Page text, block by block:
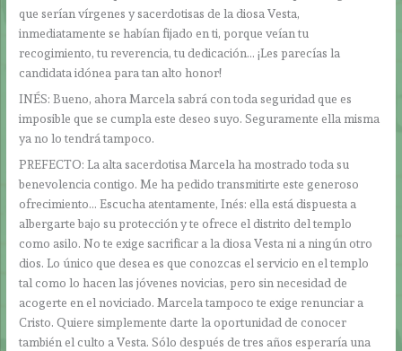
que serían vírgenes y sacerdotisas de la diosa Vesta,
inmediatamente se habían fijado en ti, porque veían tu
recogimiento, tu reverencia, tu dedicación… ¡Les parecías la
candidata idónea para tan alto honor!
INÉS: Bueno, ahora Marcela sabrá con toda seguridad que es
imposible que se cumpla este deseo suyo. Seguramente ella misma
ya no lo tendrá tampoco.
PREFECTO: La alta sacerdotisa Marcela ha mostrado toda su
benevolencia contigo. Me ha pedido transmitirte este generoso
ofrecimiento… Escucha atentamente, Inés: ella está dispuesta a
albergarte bajo su protección y te ofrece el distrito del templo
como asilo. No te exige sacrificar a la diosa Vesta ni a ningún otro
dios. Lo único que desea es que conozcas el servicio en el templo
tal como lo hacen las jóvenes novicias, pero sin necesidad de
acogerte en el noviciado. Marcela tampoco te exige renunciar a
Cristo. Quiere simplemente darte la oportunidad de conocer
también el culto a Vesta. Sólo después de tres años esperaría una